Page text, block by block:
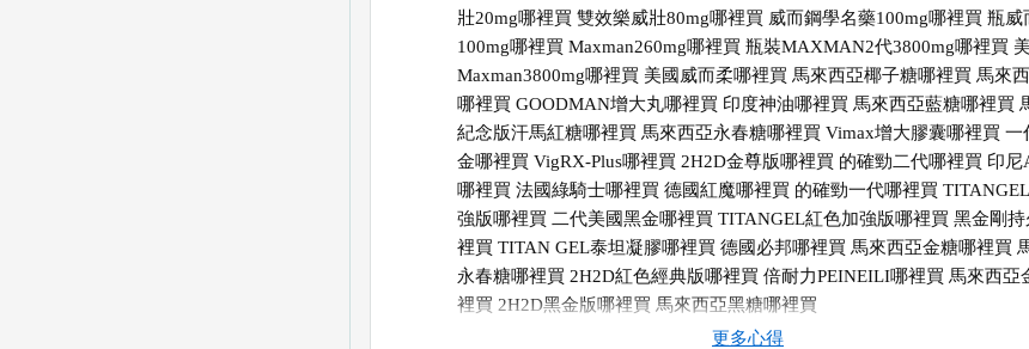
壯20mg哪裡買 雙效樂威壯80mg哪裡買 威而鋼學名藥100mg哪裡買 瓶威
100mg哪裡買 Maxman260mg哪裡買 瓶裝MAXMAN2代3800mg哪裡買
Maxman3800mg哪裡買 美國威而柔哪裡買 馬來西亞椰子糖哪裡買 馬來
哪裡買 GOODMAN增大丸哪裡買 印度神油哪裡買 馬來西亞藍糖哪裡買
紀念版汗馬紅糖哪裡買 馬來西亞永春糖哪裡買 Vimax增大膠囊哪裡買 一
金哪裡買 VigRX-Plus哪裡買 2H2D金尊版哪裡買 的確勁二代哪裡買 印尼
哪裡買 法國綠騎士哪裡買 德國紅魔哪裡買 的確勁一代哪裡買
強版哪裡買 二代美國黑金哪裡買 TITANGEL紅色加強版哪裡買 黑金剛
裡買 TITAN GEL泰坦凝膠哪裡買 德國必邦哪裡買 馬來西亞金糖哪裡買
永春糖哪裡買 2H2D紅色經典版哪裡買 倍耐力PEINEILI哪裡買 馬來西亞
裡買 2H2D黑金版哪裡買 馬來西亞黑糖哪裡買
更多心得